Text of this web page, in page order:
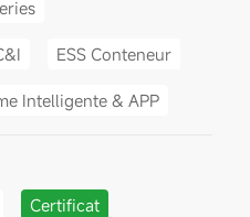
ESS Conteneur
Intelligente & APP
Certificat